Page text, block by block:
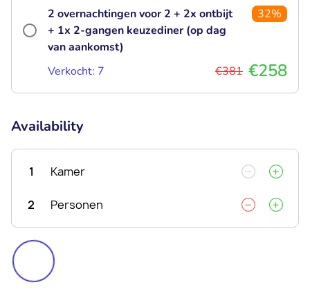
2 overnachtingen voor 2 + 2x ontbijt
+ 1x 2-gangen keuzediner (op dag
van aankomst)
32%
Verkocht: 7 €381 €258
Availability
1 Kamer
2 Personen